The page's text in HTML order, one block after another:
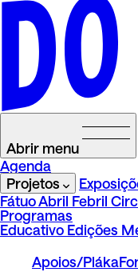
Abrir menu
Agenda
Projetos
FátuoAbril Febril
Programas
Educativo Edições
Apoios/Pláka